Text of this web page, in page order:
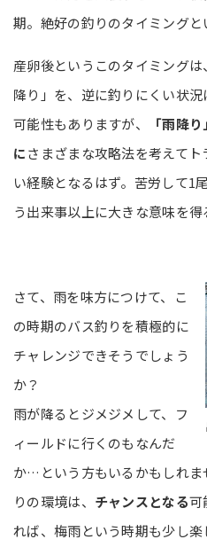
期。絶好の釣りのタイミングと
産卵後というこのタイミング
降り」を、逆に釣りにくい状
可能性もありますが、
「雨降
にさまざまな攻略法を考えて
い経験となるはず。苦労して1
う出来事以上に大きな意味を得
さて、雨を味方につけて、こ
の時期のバス釣りを積極的に
チャレンジできそうでしょう
か？
雨が降るとジメジメして、フ
ィールドに行くのもなんだ
か…という方もいるかもしれ
りの環境は、 チャンスとなる可
れば、梅雨という時期も少し楽